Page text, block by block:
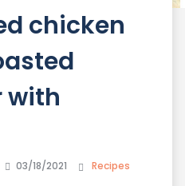
chicken
with
03/18/2021 Recipes